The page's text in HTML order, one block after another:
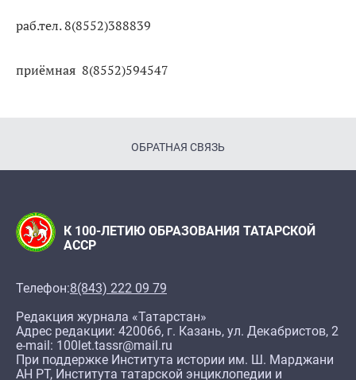
раб.тел. 8(8552)388839
приёмная 8(8552)594547
ОБРАТНАЯ СВЯЗЬ
К 100-ЛЕТИЮ ОБРАЗОВАНИЯ ТАТАРСКОЙ
АССР
Телефон:8(843) 222 09 79
Редакция журнала «Татарстан»
Адрес редакции: 420066, г. Казань, ул. Декабристов, 2
e-mail: 100let.tassr@mail.ru
При поддержке Института истории им. Ш. Марджани
АН РТ, Института татарской энциклопедии и